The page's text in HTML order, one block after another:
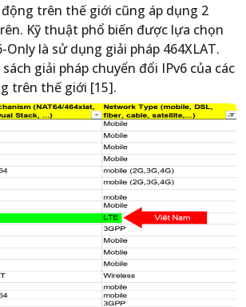
trên thế giới cũng áp dụng 2
Kỹ thuật phổ biến được lựa chọn
là sử dụng giải pháp 464XLAT.
giải pháp chuyển đổi IPv6 của các
trên thế giới [15].